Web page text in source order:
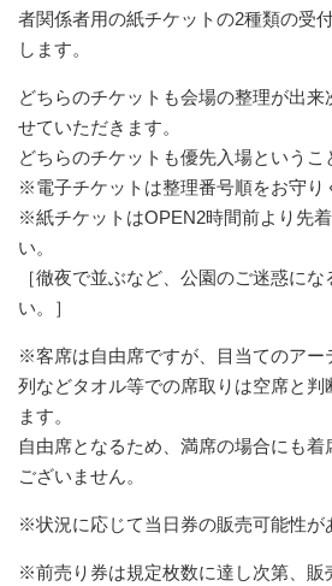
者関係者用の紙チケットの2種類の受
します。
どちらのチケットも会場の整理が出来
せていただきます。
どちらのチケットも優先入場というこ
※電子チケットは整理番号順をお守り
※紙チケットはOPEN2時間前より先
い。
［徹夜で並ぶなど、公園のご迷惑に
い。］
※客席は自由席ですが、目当てのアー
列などタオル等での席取りは空席と判
ます。
自由席となるため、満席の場合にも
ございません。
※状況に応じて当日券の販売可能性が
※前売り券は規定枚数に達し次第、販